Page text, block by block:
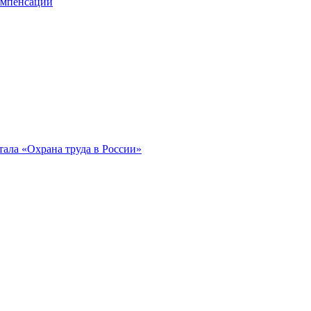
«Охрана труда в России»